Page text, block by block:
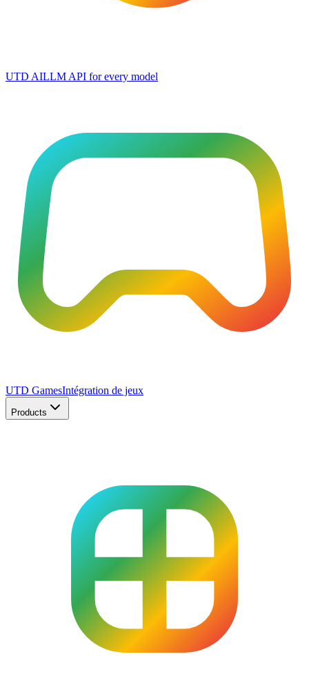
UTD AILLM API for every model
UTD GamesIntégration de jeux
Products